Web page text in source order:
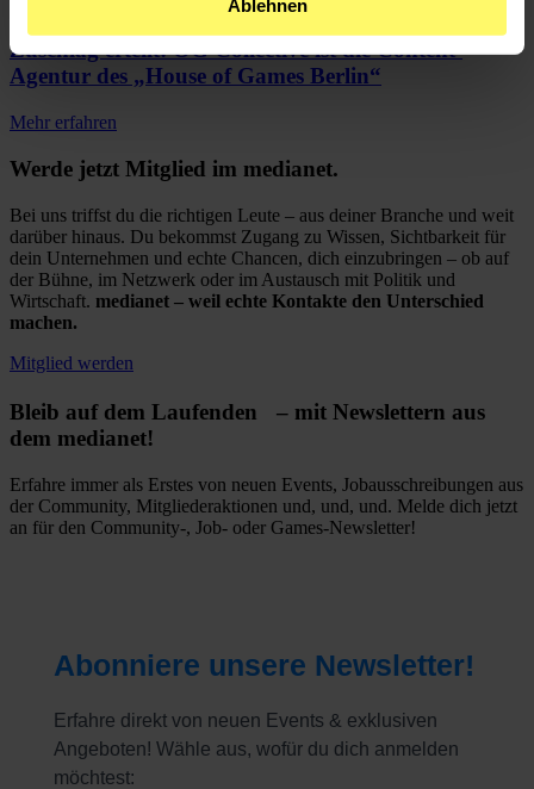
Ablehnen
Zuschlag erteilt: OG Collective ist die Content-
Agentur des „House of Games Berlin“
Mehr erfahren
Werde jetzt Mitglied im medianet.
Bei uns triffst du die richtigen Leute – aus deiner Branche und weit
darüber hinaus. Du bekommst Zugang zu Wissen, Sichtbarkeit für
dein Unternehmen und echte Chancen, dich einzubringen – ob auf
der Bühne, im Netzwerk oder im Austausch mit Politik und
Wirtschaft. medianet – weil echte Kontakte den Unterschied
machen.
Mitglied werden
Bleib auf dem Laufenden – mit Newslettern aus
dem medianet!
Erfahre immer als Erstes von neuen Events, Jobausschreibungen aus
der Community, Mitgliederaktionen und, und, und. Melde dich jetzt
an für den Community-, Job- oder Games-Newsletter!
Abonniere unsere Newsletter!
Erfahre direkt von neuen Events & exklusiven
Angeboten! Wähle aus, wofür du dich anmelden
möchtest: